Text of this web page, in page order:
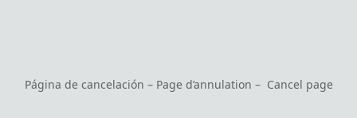
Página de cancelación – Page d’annulation – Cancel page